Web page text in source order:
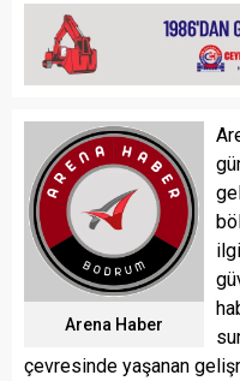
Arena Haber
çevresinde yaşanan